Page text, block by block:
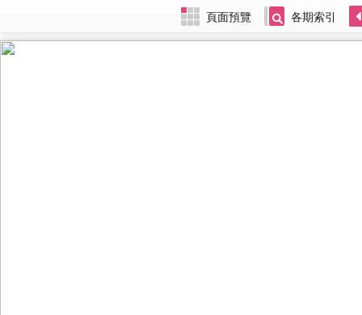
頁面預覽 各期索引